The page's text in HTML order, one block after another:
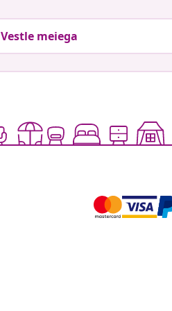
Vestle meiega